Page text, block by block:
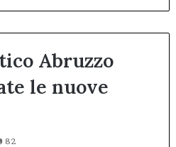
Abruzzo
le nuove
82